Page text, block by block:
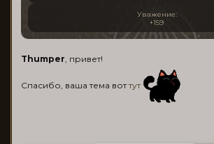
Уважение:
+159
Thumper, привет!
Спасибо, ваша тема воттут